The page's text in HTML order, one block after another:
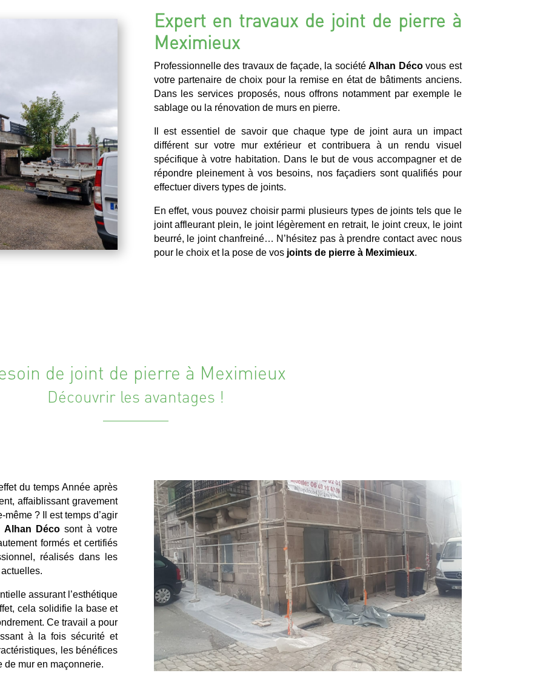
Expert en travaux de joint de pierre à
Meximieux
Professionnelle des travaux de façade, la sociétéAlhan Décovous est
votre partenaire de choix pour la remise en état de bâtiments anciens.
Dans les services proposés, nous offrons notamment par exemple le
sablage ou la rénovation de murs en pierre.
Il est essentiel de savoir que chaque type de joint aura un impact
différent sur votre mur extérieur et contribuera à un rendu visuel
spécifique à votre habitation. Dans le but de vous accompagner et de
répondre pleinement à vos besoins, nos façadiers sont qualifiés pour
effectuer divers types de joints.
En effet, vous pouvez choisir parmi plusieurs types de joints tels que le
joint affleurant plein, le joint légèrement en retrait, le joint creux, le joint
beurré, le joint chanfreiné… N’hésitez pas à prendre contact avec nous
pour le choix et la pose de vos joints de pierre à Meximieux.
de joint de pierre à Meximieux
Découvrir les avantages !
du temps Année après
affaiblissant gravement
? Il est temps d’agir
Alhan Déco sont à votre
formés et certifiés
réalisés dans les
assurant l’esthétique
cela solidifie la base et
Ce travail a pour
à la fois sécurité et
les bénéfices
de mur en maçonnerie.